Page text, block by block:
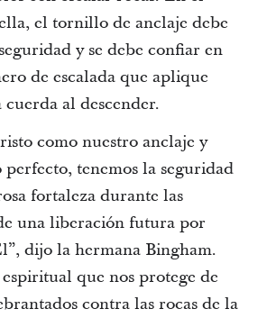
el tornillo de anclaje debe
y se debe confiar en
de escalada que aplique
cuerda al descender.
como nuestro anclaje y
tenemos la seguridad
fortaleza durante las
una liberación futura por
dijo la hermana Bingham.
que nos protege de
contra las rocas de la